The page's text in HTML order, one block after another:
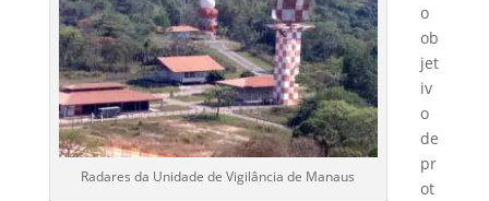
Radares da Unidade de Vigilância de Manaus
o
ob
jet
iv
o
de
pr
ot